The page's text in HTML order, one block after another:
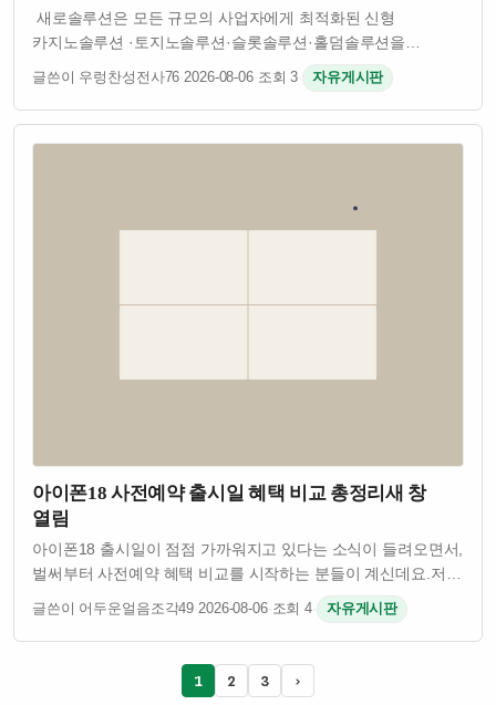
새로솔루션은 모든 규모의 사업자에게 최적화된 신형
카지노솔루션 ·토지노솔루션·슬롯솔루션·홀덤솔루션을
제공합니다. 안정성·보안성·확장성을 기준으로 개발된
플랫폼으로 검증된 API와 정식 계약 밴더 기반의 서비스를
제공합니다. 자체개발 소스로 잡 오류없이 안정적인 솔…
글쓴이 우렁찬성전사76·2026-08-06·조회 3· 자유게시판
아이폰18 사전예약 출시일 혜택 비교 총정리새 창
열림
아이폰18 출시일이 점점 가까워지고 있다는 소식이 들려오면서,
벌써부터 사전예약 혜택 비교를 시작하는 분들이 계신데요.저도
매번 사전예약 때마다 혜택을 제대로 못 챙긴 적이 많아서,
이번엔 미리 정리해봤어요!1. 아이폰18 출시일 언제쯤?애플의
패턴을 보면 매년 9월 …
글쓴이 어두운얼음조각49·2026-08-06·조회 4· 자유게시판
1 2 3 ›